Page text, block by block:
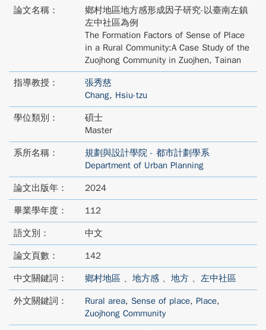
論文名稱：
鄉村地區地方感形成因子研究-以臺南左鎮
左中社區為例
The Formation Factors of Sense of Place
in a Rural Community:A Case Study of the
Zuojhong Community in Zuojhen, Tainan
指導教授：
張秀慈
Chang, Hsiu-tzu
學位類別：
碩士
Master
系所名稱：
規劃與設計學院 - 都市計劃學系
Department of Urban Planning
論文出版年： 2024
畢業學年度： 112
語文別： 中文
論文頁數： 142
中文關鍵詞： 鄉村地區 、 地方感 、 地方 、 左中社區
外文關鍵詞： Rural area, Sense of place, Place,
Zuojhong Community